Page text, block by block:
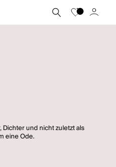
und nicht zuletzt als
eine Ode.